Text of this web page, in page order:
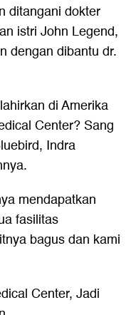
ditangani dokter
istri John Legend,
dengan dibantu dr.
di Amerika
Center? Sang
Indra
mendapatkan
fasilitas
bagus dan kami
Center, Jadi